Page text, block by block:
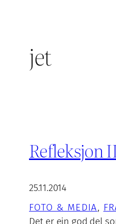
jet
Refleksjon
25.11.2014
FOTO & MEDIA,
Det er ein god del